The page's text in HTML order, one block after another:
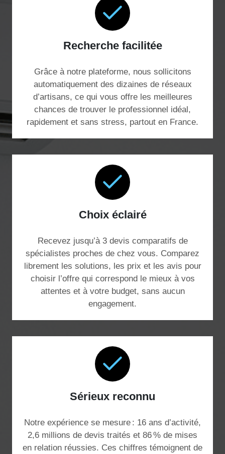
Recherche facilitée
Grâce à notre plateforme, nous sollicitons
automatiquement des dizaines de réseaux
d’artisans, ce qui vous offre les meilleures
chances de trouver le professionnel idéal,
rapidement et sans stress, partout en France.
Choix éclairé
Recevez jusqu’à 3 devis comparatifs de
spécialistes proches de chez vous. Comparez
librement les solutions, les prix et les avis pour
choisir l’offre qui correspond le mieux à vos
attentes et à votre budget, sans aucun
engagement.
Sérieux reconnu
Notre expérience se mesure : 16 ans d’activité,
2,6 millions de devis traités et 86 % de mises
en relation réussies. Ces chiffres témoignent de